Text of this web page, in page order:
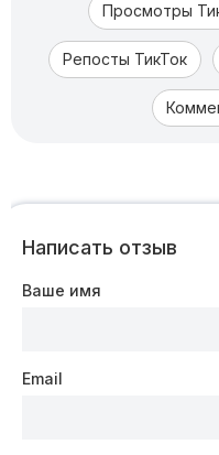
Просмотры
Репосты ТикТок
Написать отзыв
Ваше имя
Email